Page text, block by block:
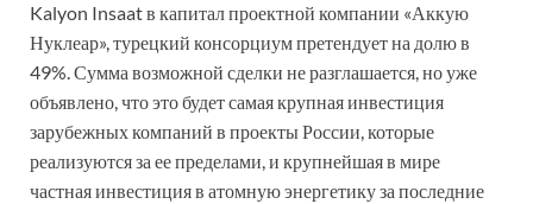
Kalyon Insaat в капитал проектной компании «Аккую
Нуклеар», турецкий консорциум претендует на долю в
49%. Сумма возможной сделки не разглашается, но уже
объявлено, что это будет самая крупная инвестиция
зарубежных компаний в проекты России, которые
реализуются за ее пределами, и крупнейшая в мире
частная инвестиция в атомную энергетику за последние